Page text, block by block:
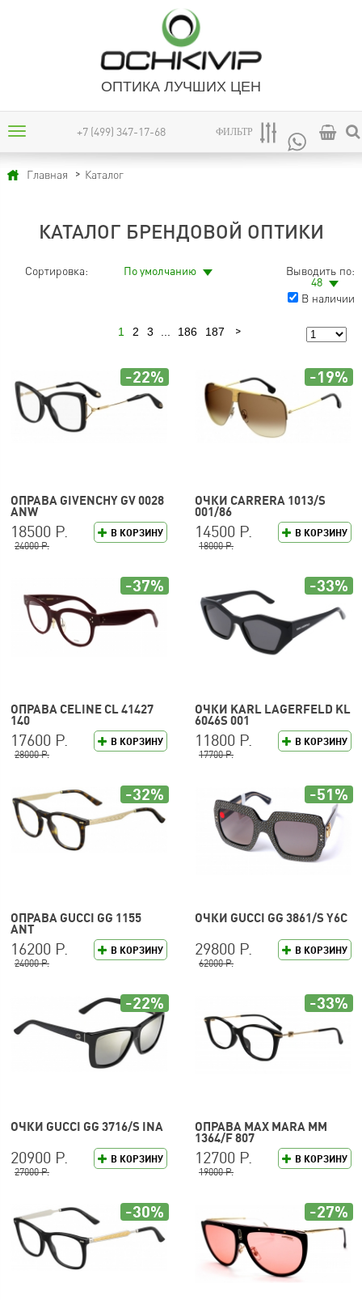
ОПТИКА ЛУЧШИХ ЦЕН
+7 (499) 347-17-68 ФИЛЬТР
Главная Каталог
КАТАЛОГ БРЕНДОВОЙ ОПТИКИ
Сортировка: По умолчанию
Выводить по:
48
В наличии
1 2 3 186 187
ОПРАВА GIVENCHY GV 0028
ANW
В КОРЗИНУ
18500 Р.
24000 Р.
-22%
ОЧКИ CARRERA 1013/S
001/86
В КОРЗИНУ
14500 Р.
18000 Р.
-19%
ОПРАВА CELINE CL 41427
140
В КОРЗИНУ
17600 Р.
28000 Р.
-37%
ОЧКИ KARL LAGERFELD KL
6046S 001
В КОРЗИНУ
11800 Р.
17700 Р.
-33%
ОПРАВА GUCCI GG 1155
ANT
В КОРЗИНУ
16200 Р.
24000 Р.
-32%
ОЧКИ GUCCI GG 3861/S Y6C
В КОРЗИНУ
29800 Р.
62000 Р.
-51%
ОЧКИ GUCCI GG 3716/S INA
В КОРЗИНУ
20900 Р.
27000 Р.
-22%
ОПРАВА MAX MARA MM
1364/F 807
В КОРЗИНУ
12700 Р.
19000 Р.
-33%
-30% -27%